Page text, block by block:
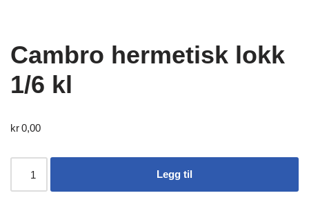
Cambro hermetisk lokk
1/6 kl
kr0,00
Legg til